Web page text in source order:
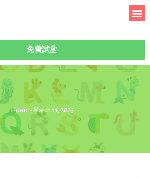
免費試堂
Home - March 11, 2023